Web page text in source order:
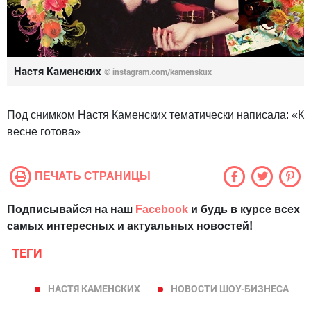
Настя Каменских © instagram.com/kamenskux
Под снимком Настя Каменских тематически написала: «К
весне готова»
ПЕЧАТЬ СТРАНИЦЫ
Подписывайся на наш Facebook и будь в курсе всех
самых интересных и актуальных новостей!
ТЕГИ
НАСТЯ КАМЕНСКИХ НОВОСТИ ШОУ-БИЗНЕСА